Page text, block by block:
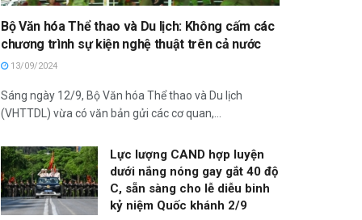
Bộ Văn hóa Thể thao và Du lịch: Không cấm các
chương trình sự kiện nghệ thuật trên cả nước
13/09/2024
Sáng ngày 12/9, Bộ Văn hóa Thể thao và Du lịch
(VHTTDL) vừa có văn bản gửi các cơ quan,...
Lực lượng CAND hợp luyện
dưới nắng nóng gay gắt 40 độ
C, sẵn sàng cho lễ diễu binh
kỷ niệm Quốc khánh 2/9